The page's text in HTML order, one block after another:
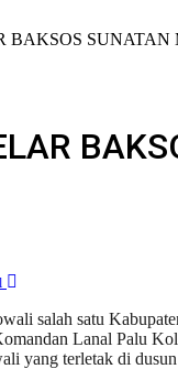
salah satu
Lanal Palu
yang terletak di